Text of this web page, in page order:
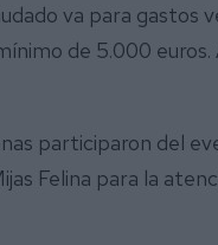
va para gastos
de 5.000
participaron del
Felina para la